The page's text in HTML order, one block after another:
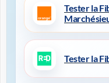
Tester la
Tester la